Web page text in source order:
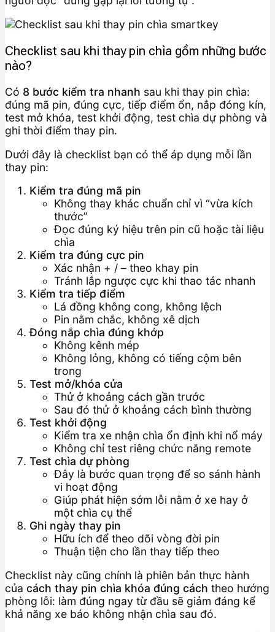
Checklist sau khi thay pin chìa gồm những bước
nào?
Có 8 bước kiểm tra nhanh sau khi thay pin chìa:
đúng mã pin, đúng cực, tiếp điểm ổn, nắp đóng kín,
test mở khóa, test khởi động, test chìa dự phòng và
ghi thời điểm thay pin.
Dưới đây là checklist bạn có thể áp dụng mỗi lần
thay pin:
Kiểm tra đúng mã pin
Không thay khác chuẩn chỉ vì “vừa kích
thước”
Đọc đúng ký hiệu trên pin cũ hoặc tài liệu
chìa
Kiểm tra đúng cực pin
Xác nhận + / – theo khay pin
Tránh lắp ngược cực khi thao tác nhanh
Kiểm tra tiếp điểm
Lá đồng không cong, không lệch
Pin nằm chắc, không xê dịch
Đóng nắp chìa đúng khớp
Không kênh mép
Không lỏng, không có tiếng cộm bên
trong
Test mở/khóa cửa
Thử ở khoảng cách gần trước
Sau đó thử ở khoảng cách bình thường
Test khởi động
Kiểm tra xe nhận chìa ổn định khi nổ máy
Không chỉ test riêng chức năng remote
Test chìa dự phòng
Đây là bước quan trọng để so sánh hành
vi hoạt động
Giúp phát hiện sớm lỗi nằm ở xe hay ở
một chìa cụ thể
Ghi ngày thay pin
Hữu ích để theo dõi vòng đời pin
Thuận tiện cho lần thay tiếp theo
Checklist này cũng chính là phiên bản thực hành
của cách thay pin chìa khóa đúng cách theo hướng
phòng lỗi: làm đúng ngay từ đầu sẽ giảm đáng kể
khả năng xe báo không nhận chìa sau đó.